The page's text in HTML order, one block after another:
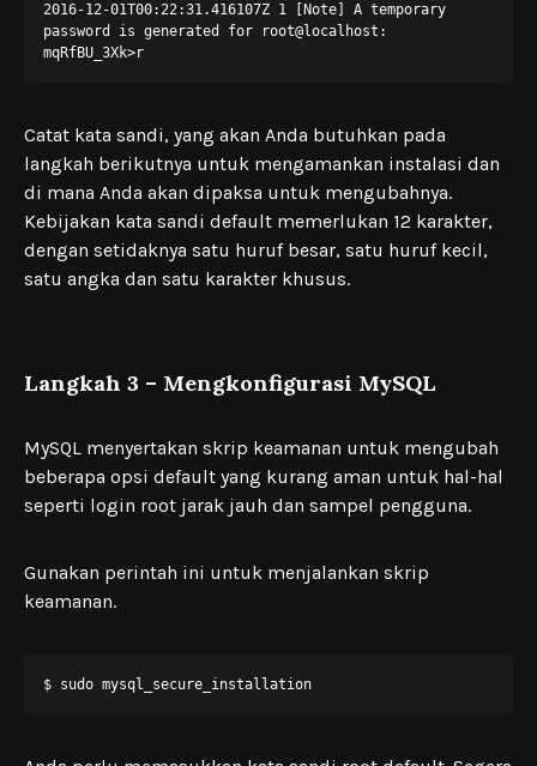
2016-12-01T00:22:31.416107Z 1 [Note] A temporary
password is generated for root@localhost:
mqRfBU_3Xk>r
Catat kata sandi, yang akan Anda butuhkan pada
langkah berikutnya untuk mengamankan instalasi dan
di mana Anda akan dipaksa untuk mengubahnya.
Kebijakan kata sandi default memerlukan 12 karakter,
dengan setidaknya satu huruf besar, satu huruf kecil,
satu angka dan satu karakter khusus.
Langkah 3 – Mengkonfigurasi MySQL
MySQL menyertakan skrip keamanan untuk mengubah
beberapa opsi default yang kurang aman untuk hal-hal
seperti login root jarak jauh dan sampel pengguna.
Gunakan perintah ini untuk menjalankan skrip
keamanan.
$ sudo mysql_secure_installation